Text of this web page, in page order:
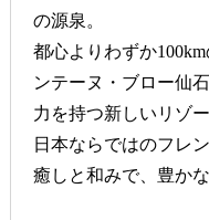
の源泉。
都心よりわずか
ンテーヌ・ブロー仙
力を持つ新しいリゾ
日本ならではのフレ
癒しと和みで、豊か